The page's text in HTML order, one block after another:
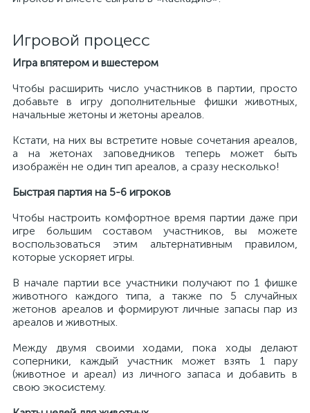
Игровой процесс
Игра впятером и вшестером
Чтобы расширить число участников в партии, просто
добавьте в игру дополнительные фишки животных,
начальные жетоны и жетоны ареалов.
Кстати, на них вы встретите новые сочетания ареалов,
а на жетонах заповедников теперь может быть
изображён не один тип ареалов, а сразу несколько!
Быстрая партия на 5-6 игроков
Чтобы настроить комфортное время партии даже при
игре большим составом участников, вы можете
воспользоваться этим альтернативным правилом,
которые ускоряет игры.
В начале партии все участники получают по 1 фишке
животного каждого типа, а также по 5 случайных
жетонов ареалов и формируют личные запасы пар из
ареалов и животных.
Между двумя своими ходами, пока ходы делают
соперники, каждый участник может взять 1 пару
(животное и ареал) из личного запаса и добавить в
свою экосистему.